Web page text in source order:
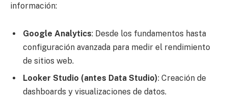
información:
Google Analytics: Desde los fundamentos hasta
configuración avanzada para medir el rendimiento
de sitios web.
Looker Studio (antes Data Studio): Creación de
dashboards y visualizaciones de datos.